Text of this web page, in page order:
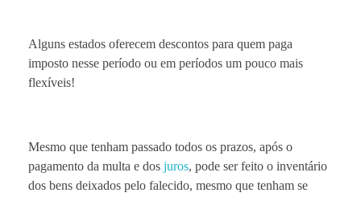
Alguns estados oferecem descontos para quem paga
imposto nesse período ou em períodos um pouco mais
flexíveis!
Mesmo que tenham passado todos os prazos, após o
pagamento da multa e dos juros, pode ser feito o inventário
dos bens deixados pelo falecido, mesmo que tenham se